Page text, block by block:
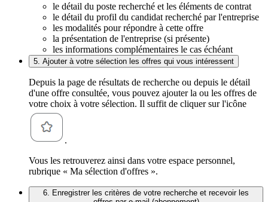
le détail du poste recherché et les éléments de contrat
le détail du profil du candidat recherché par l'entreprise
les modalités pour répondre à cette offre
la présentation de l'entreprise (si présente)
les informations complémentaires le cas échéant
5. Ajouter à votre sélection les offres qui vous intéressent
Depuis la page de résultats de recherche ou depuis le détail
d'une offre consultée, vous pouvez ajouter la ou les offres de
votre choix à votre sélection. Il suffit de cliquer sur l'icône
.
Vous les retrouverez ainsi dans votre espace personnel,
rubrique « Ma sélection d'offres ».
6. Enregistrer les critères de votre recherche et recevoir les